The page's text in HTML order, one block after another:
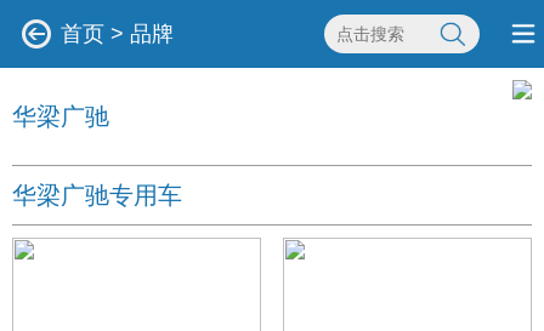
首页 > 品牌
华梁广驰
华梁广驰专用车